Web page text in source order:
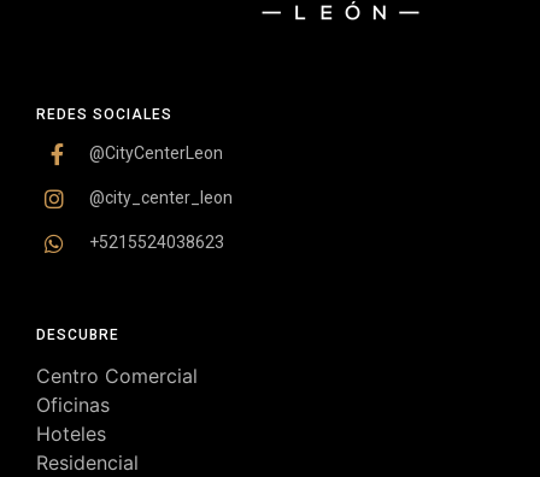
DESCUBRE
Centro Comercial
Oficinas
Hoteles
Residencial
REDES SOCIALES
@CityCenterLeon
@city_center_leon
+5215524038623